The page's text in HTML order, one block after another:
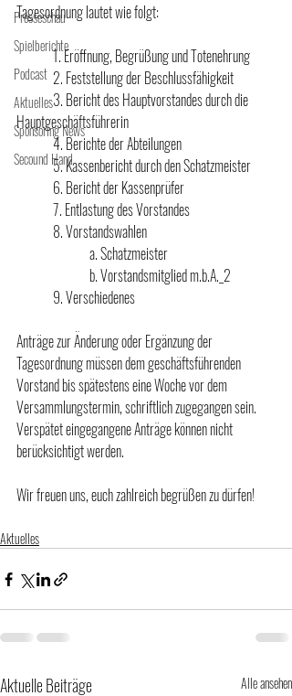
Presseschau
Spielberichte
Podcast
Aktuelles
Sponsoring News
Secound Hand
Tagesordnung lautet wie folgt:
	1. Eröffnung, Begrüßung und Totenehrung
	2. Feststellung der Beschlussfähigkeit
	3. Bericht des Hauptvorstandes durch die
Hauptgeschäftsführerin
	4. Berichte der Abteilungen
	5. Kassenbericht durch den Schatzmeister
	6. Bericht der Kassenprüfer
	7. Entlastung des Vorstandes
	8. Vorstandswahlen
		a. Schatzmeister
		b. Vorstandsmitglied m.b.A._2
	9. Verschiedenes
Anträge zur Änderung oder Ergänzung der
Tagesordnung müssen dem geschäftsführenden
Vorstand bis spätestens eine Woche vor dem
Versammlungstermin, schriftlich zugegangen sein.
Verspätet eingegangene Anträge können nicht
berücksichtigt werden.
Wir freuen uns, euch zahlreich begrüßen zu dürfen!
Aktuelles
Aktuelle Beiträge Alle ansehen